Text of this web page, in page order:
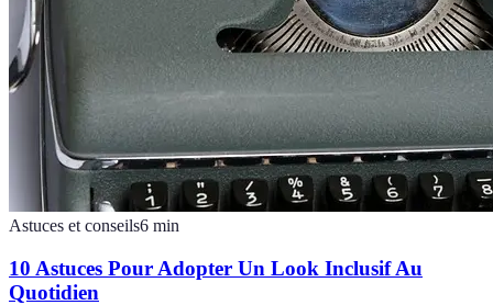
Astuces et conseils6 min
10 Astuces Pour Adopter Un Look Inclusif Au
Quotidien